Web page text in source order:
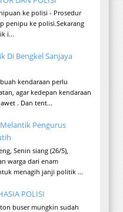
ke polisi - Prosedur
penipu ke polisi.Sekarang
i...
Di Bengkel Sanjaya
kendaraan perlu
agar kedepan kendaraan
. Dan tent...
Pengurus
Senin siang (26/5),
warga dari enam
menagih janji politik ...
POLISI
buser mungkin sudah